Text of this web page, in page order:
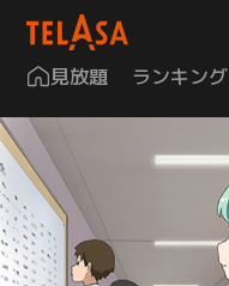
見放題 ランキング